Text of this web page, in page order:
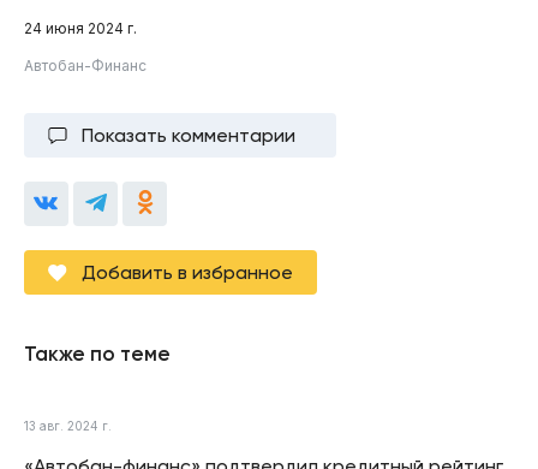
24 июня 2024 г.
Автобан-Финанс
Показать комментарии
Добавить в избранное
Также по теме
13 авг. 2024 г.